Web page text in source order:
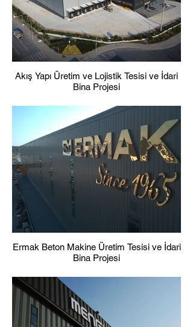
Akış Yapı Üretim ve Lojistik Tesisi ve İdari
Bina Projesi
Ermak Beton Makine Üretim Tesisi ve İdari
Bina Projesi